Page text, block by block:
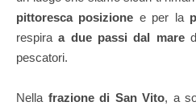
pittoresca posizione e per la
respiraa due passi dal mare
pescatori.
Nella frazione di San Vito, a